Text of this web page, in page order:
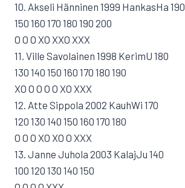
10. Akseli Hänninen 1999 HankasHa 190
150 160 170 180 190 200
O O O XO XXO XXX
11. Ville Savolainen 1998 KerimU 180
130 140 150 160 170 180 190
XO O O O O XO XXX
12. Atte Sippola 2002 KauhWi 170
120 130 140 150 160 170 180
O O O XO XO O XXX
13. Janne Juhola 2003 KalajJu 140
100 120 130 140 150